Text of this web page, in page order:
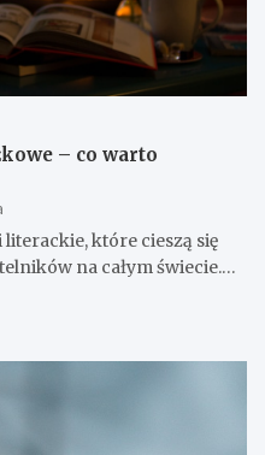
– co warto
które cieszą się
na całym świecie.…